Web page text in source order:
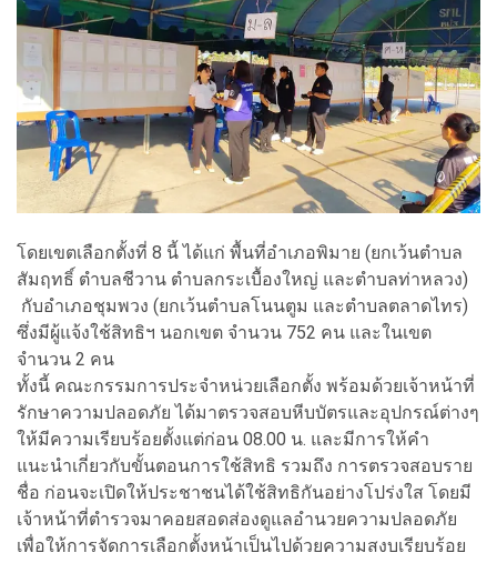
โดยเขตเลือกตั้งที่ 8 นี้ ได้แก่ พื้นที่อำเภอพิมาย (ยกเว้นตำบล
สัมฤทธิ์ ตำบลชีวาน ตำบลกระเบื้องใหญ่ และตำบลท่าหลวง)
กับอำเภอชุมพวง (ยกเว้นตำบลโนนตูม และตำบลตลาดไทร)
ซึ่งมีผู้แจ้งใช้สิทธิฯ นอกเขต จำนวน 752 คน และในเขต
จำนวน 2 คน
ทั้งนี้ คณะกรรมการประจำหน่วยเลือกตั้ง พร้อมด้วยเจ้าหน้าที่
รักษาความปลอดภัย ได้มาตรวจสอบหีบบัตรและอุปกรณ์ต่างๆ
ให้มีความเรียบร้อยตั้งแต่ก่อน 08.00 น. และมีการให้คำ
แนะนำเกี่ยวกับขั้นตอนการใช้สิทธิ รวมถึง การตรวจสอบราย
ชื่อ ก่อนจะเปิดให้ประชาชนได้ใช้สิทธิกันอย่างโปร่งใส โดยมี
เจ้าหน้าที่ตำรวจมาคอยสอดส่องดูแลอำนวยความปลอดภัย
เพื่อให้การจัดการเลือกตั้งหน้าเป็นไปด้วยความสงบเรียบร้อย